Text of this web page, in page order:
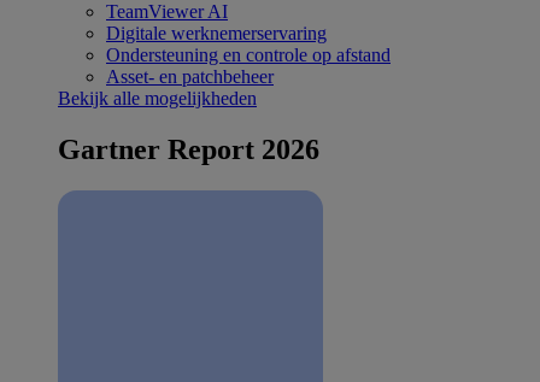
TeamViewer AI
Digitale werknemerservaring
Ondersteuning en controle op afstand
Asset- en patchbeheer
Bekijk alle mogelijkheden
Gartner Report 2026